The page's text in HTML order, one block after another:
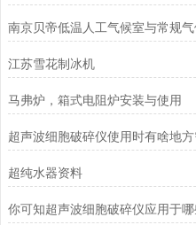
江苏雪花制冰机
马弗炉，箱式电阻炉安装与使用
超纯水器资料